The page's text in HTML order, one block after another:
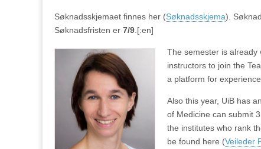
Søknadsskjemaet finnes her (Søknadsskjema).
Søknadsfristen er 7/9 .[:en]
The semester is already
instructors to join the
a platform for
Also this year, UiB has
of Medicine can submit
the institutes who rank
be found here (Veileder